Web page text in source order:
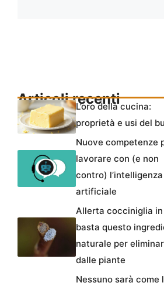
Articoli recenti
L’oro della cucina:
proprietà e usi del
Nuove competenze
lavorare con (e non
contro) l’intelligenza
artificiale
Allerta cocciniglia
basta questo
naturale per
dalle piante
Nessuno sarà come